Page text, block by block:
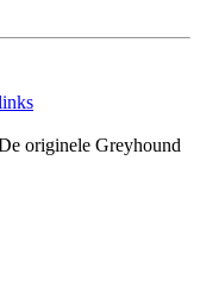
originele Greyhound